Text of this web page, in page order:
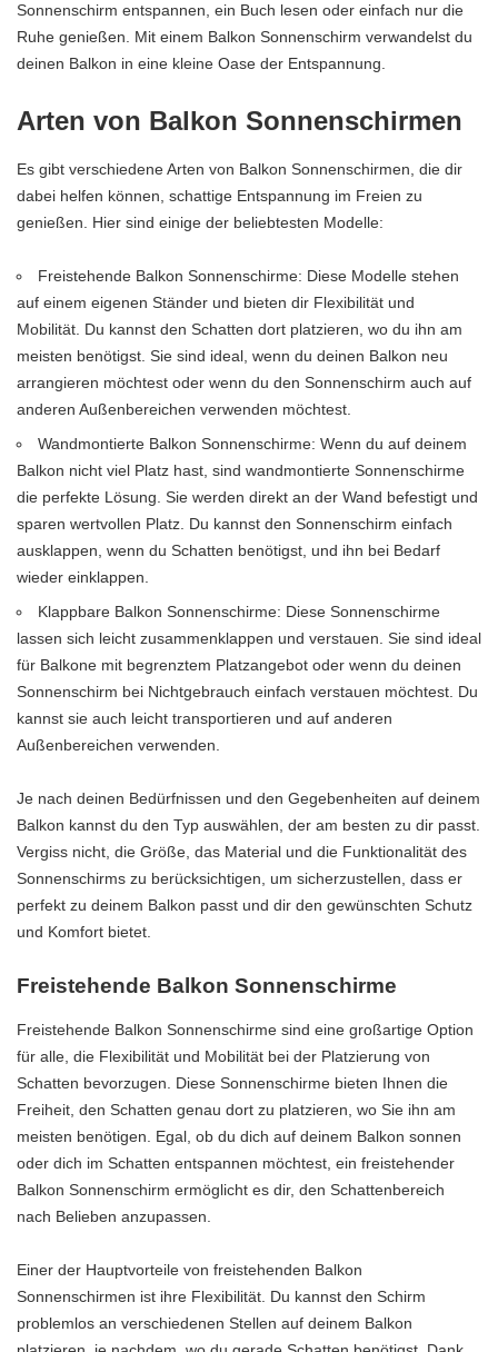
Sonnenschirm entspannen, ein Buch lesen oder einfach nur die
Ruhe genießen. Mit einem Balkon Sonnenschirm verwandelst du
deinen Balkon in eine kleine Oase der Entspannung.
Arten von Balkon Sonnenschirmen
Es gibt verschiedene Arten von Balkon Sonnenschirmen, die dir
dabei helfen können, schattige Entspannung im Freien zu
genießen. Hier sind einige der beliebtesten Modelle:
Freistehende Balkon Sonnenschirme: Diese Modelle stehen
auf einem eigenen Ständer und bieten dir Flexibilität und
Mobilität. Du kannst den Schatten dort platzieren, wo du ihn am
meisten benötigst. Sie sind ideal, wenn du deinen Balkon neu
arrangieren möchtest oder wenn du den Sonnenschirm auch auf
anderen Außenbereichen verwenden möchtest.
Wandmontierte Balkon Sonnenschirme: Wenn du auf deinem
Balkon nicht viel Platz hast, sind wandmontierte Sonnenschirme
die perfekte Lösung. Sie werden direkt an der Wand befestigt und
sparen wertvollen Platz. Du kannst den Sonnenschirm einfach
ausklappen, wenn du Schatten benötigst, und ihn bei Bedarf
wieder einklappen.
Klappbare Balkon Sonnenschirme: Diese Sonnenschirme
lassen sich leicht zusammenklappen und verstauen. Sie sind ideal
für Balkone mit begrenztem Platzangebot oder wenn du deinen
Sonnenschirm bei Nichtgebrauch einfach verstauen möchtest. Du
kannst sie auch leicht transportieren und auf anderen
Außenbereichen verwenden.
Je nach deinen Bedürfnissen und den Gegebenheiten auf deinem
Balkon kannst du den Typ auswählen, der am besten zu dir passt.
Vergiss nicht, die Größe, das Material und die Funktionalität des
Sonnenschirms zu berücksichtigen, um sicherzustellen, dass er
perfekt zu deinem Balkon passt und dir den gewünschten Schutz
und Komfort bietet.
Freistehende Balkon Sonnenschirme
Freistehende Balkon Sonnenschirme sind eine großartige Option
für alle, die Flexibilität und Mobilität bei der Platzierung von
Schatten bevorzugen. Diese Sonnenschirme bieten Ihnen die
Freiheit, den Schatten genau dort zu platzieren, wo Sie ihn am
meisten benötigen. Egal, ob du dich auf deinem Balkon sonnen
oder dich im Schatten entspannen möchtest, ein freistehender
Balkon Sonnenschirm ermöglicht es dir, den Schattenbereich
nach Belieben anzupassen.
Einer der Hauptvorteile von freistehenden Balkon
Sonnenschirmen ist ihre Flexibilität. Du kannst den Schirm
problemlos an verschiedenen Stellen auf deinem Balkon